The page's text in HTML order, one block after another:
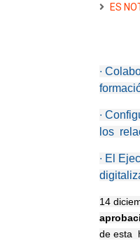
ES
∙
∙
los
∙ El
14
de esta